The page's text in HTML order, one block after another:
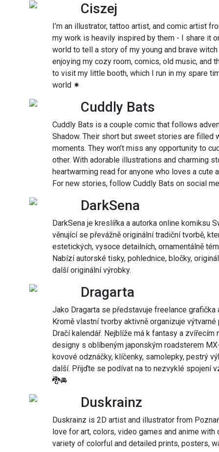
Ciszej
I’m an illustrator, tattoo artist, and comic artist
my work is heavily inspired by them - I share it
world to tell a story of my young and brave
enjoying my cozy room, comics, old music, and
to visit my little booth, which I run in my spare
world ✷
Cuddly Bats
Cuddly Bats is a couple comic that follows
Shadow. Their short but sweet stories are filled
moments. They won’t miss any opportunity to
other. With adorable illustrations and charming
heartwarming read for anyone who loves a cute
For new stories, follow Cuddly Bats on social
DarkSena
DarkSena je kreslířka a autorka online komiksu
věnující se převážně originální tradiční tvorbě,
estetických, vysoce detailních, ornamentálně
Nabízí autorské tisky, pohlednice, bločky,
další originální výrobky.
Dragarta
Jako Dragarta se představuje freelance
Kromě vlastní tvorby aktivně organizuje
Dračí kalendář. Nejblíže má k fantasy a
designy s oblíbeným japonským roadsterem
kovové odznáčky, klíčenky, samolepky, pestrý
další. Přijďte se podívat na to nezvyklé spojení
🐉🚘
Duskrainz
Duskrainz is 2D artist and illustrator from
love for art, colors, video games and anime with
variety of colorful and detailed prints, posters,